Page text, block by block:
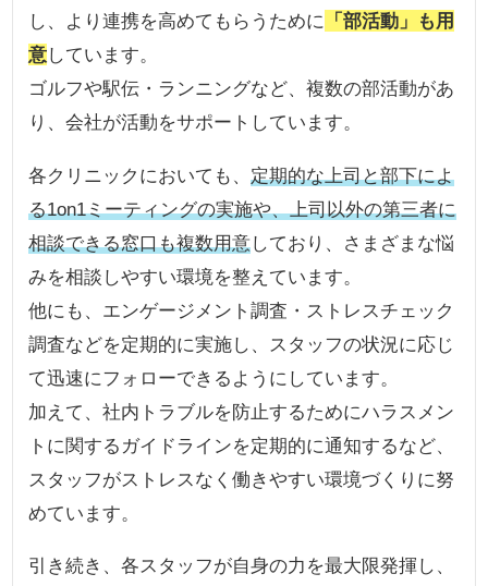
し、より連携を高めてもらうために 「部活動」も用
意しています。
ゴルフや駅伝・ランニングなど、複数の部活動があ
り、会社が活動をサポートしています。
各クリニックにおいても、定期的な上司と部下によ
る1on1ミーティングの実施や、上司以外の第三者に
相談できる窓口も複数用意しており、さまざまな悩
みを相談しやすい環境を整えています。
他にも、エンゲージメント調査・ストレスチェック
調査などを定期的に実施し、スタッフの状況に応じ
て迅速にフォローできるようにしています。
加えて、社内トラブルを防止するためにハラスメン
トに関するガイドラインを定期的に通知するなど、
スタッフがストレスなく働きやすい環境づくりに努
めています。
引き続き、各スタッフが自身の力を最大限発揮し、